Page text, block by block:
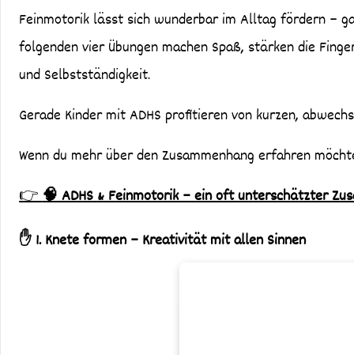
Feinmotorik lässt sich wunderbar im Alltag fördern – ganz ohne aufwendige Vorbereitung oder teures Material. Die
folgenden vier Übungen machen Spaß, stärken die
und Selbstständigkeit.
Gerade Kinder mit ADHS profitieren von kurzen,
Wenn du mehr über den Zusammenhang erfahren
👉🧠 ADHS & Feinmotorik – ein oft unterschätzter
✋ 1. Knete formen – Kreativität mit allen Sinnen